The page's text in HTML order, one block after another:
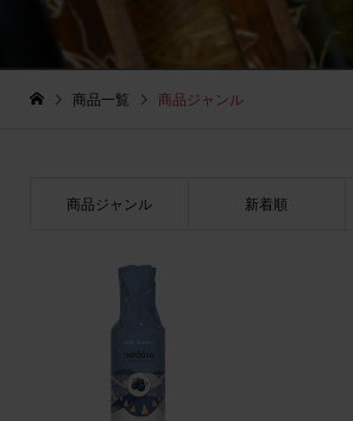
商品一覧 商品ジャンル
商品ジャンル 新着順